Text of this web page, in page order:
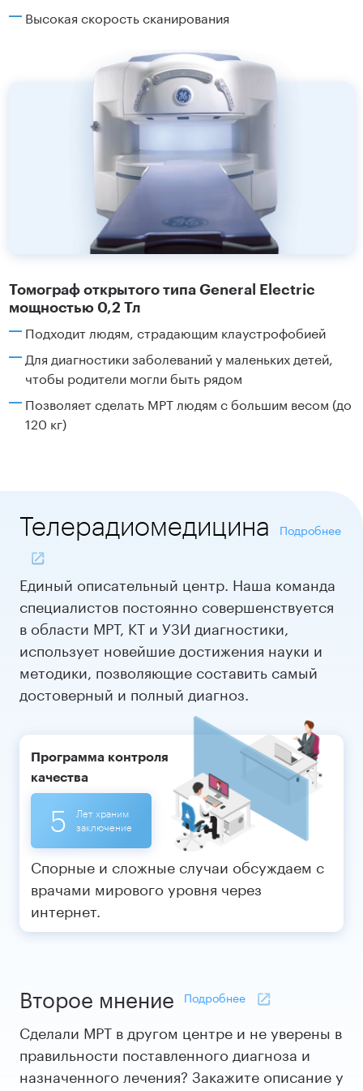
Высокая скорость сканирования
Томограф открытого типа General Electric
мощностью 0,2 Тл
Подходит людям, страдающим клаустрофобией
Для диагностики заболеваний у маленьких детей,
чтобы родители могли быть рядом
Позволяет сделать МРТ людям с большим весом (до
120 кг)
Телерадиомедицина Подробнее
Единый описательный центр. Наша команда
специалистов постоянно совершенствуется
в области МРТ, КТ и УЗИ диагностики,
использует новейшие достижения науки и
методики, позволяющие составить самый
достоверный и полный диагноз.
Программа контроля
качества
5
Лет храним
заключение
Спорные и сложные случаи обсуждаем с
врачами мирового уровня через
интернет.
Второе мнение Подробнее
Сделали МРТ в другом центре и не уверены в
правильности поставленного диагноза и
назначенного лечения? Закажите описание у